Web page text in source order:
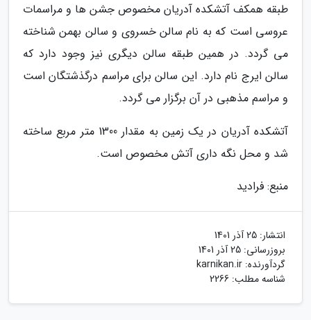
طبقه همکف آتشکده آدریان مخصوص جشن ها و مراسمات
عروسی است که به نام سالن خسروی و سالن بهمن شناخته
می گردد. در همین طبقه سالن دیگری نیز وجود دارد که
سالن ایرج نام دارد. این سالن برای مراسم درگذشتگان است
و مراسم مذهبی در آن برگزار می گردد.
آتشکده آدریان در یک زمین به مقدار 1300 متر مربع ساخته
شد و محل نگه داری آتش مخصوص است.
منبع: فرادید
انتشار: 25 آذر 1401
بروزرسانی: 25 آذر 1401
گردآورنده: karnikan.ir
شناسه مطلب: 2266